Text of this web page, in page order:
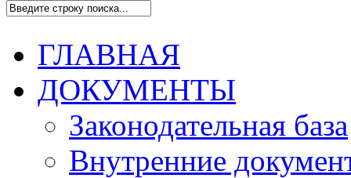
ГЛАВНАЯ
ДОКУМЕНТЫ
Законодательная база
Внутренние